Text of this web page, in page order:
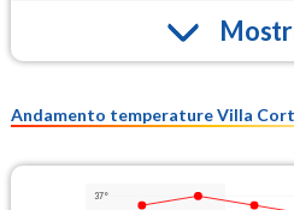
Andamento temperature Villa
37°